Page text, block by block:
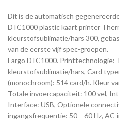
Dit is de automatisch
DTC1000 plastic kaart printer
kleurstofsublimatie/hars 300,
van de eerste vijf spec-groepen.
Fargo DTC1000. Printtechnologie:
kleurstofsublimatie/hars, Card
(monochroom): 514 card/h. Kleur
Totale invoercapaciteit: 100 vel,
Interface: USB, Optionele
ingangsfrequentie: 50 – 60 Hz,